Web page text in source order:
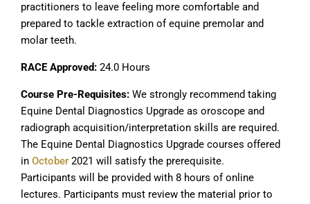
practitioners to leave feeling more comfortable and
prepared to tackle extraction of equine premolar and
molar teeth.
RACE Approved: 24.0 Hours
Course Pre-Requisites: We strongly recommend taking
Equine Dental Diagnostics Upgrade as oroscope and
radiograph acquisition/interpretation skills are required.
The Equine Dental Diagnostics Upgrade courses offered
in October 2021 will satisfy the prerequisite.
Participants will be provided with 8 hours of online
lectures. Participants must review the material prior to